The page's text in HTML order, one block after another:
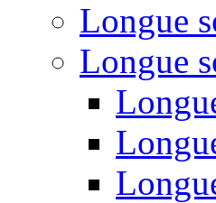
Longue
Longue